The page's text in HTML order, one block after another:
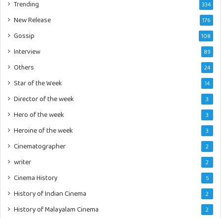
Trending 334
New Release 176
Gossip 108
Interview 89
Others 24
Star of the Week 14
Director of the week 3
Hero of the week 3
Heroine of the week 3
Cinematographer 2
writer 2
Cinema History 5
History of Indian Cinema 2
History of Malayalam Cinema 2